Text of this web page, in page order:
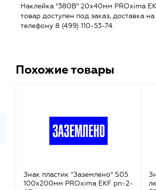
Наклейка "380В" 20х40мм PROxima
товар доступен под заказ, доставка
телефону 8 (499) 110-53-74.
Похожие товары
Знак пластик "Заземлено" S05
100х200мм PROxima EKF pn-2-